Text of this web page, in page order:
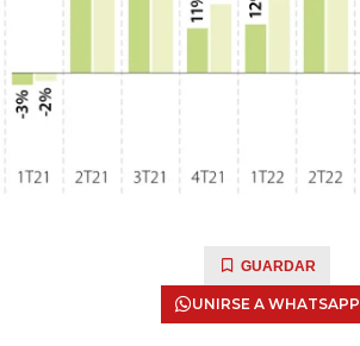
GUARDAR
UNIRSE A WHATSAPP